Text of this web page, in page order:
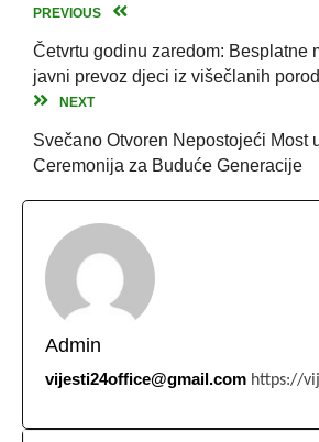
PREVIOUS
Četvrtu godinu zaredom: Besplatne
javni prevoz djeci iz višečlanih
NEXT
Svečano Otvoren Nepostojeći Most
Ceremonija za Buduće Generacije
Admin
vijesti24office@gmail.com https://